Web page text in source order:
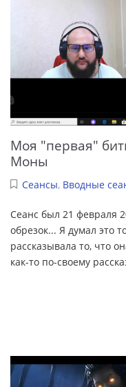
Моя "первая"
Моны
Сеансы, Вводные
Сеанс был 21 февраля
обрезок... Я думал это
рассказывала то, что
как-то по-своему